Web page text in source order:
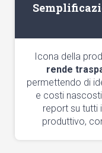
Icona della
rende
permettendo di
e costi
report su tutti
produttivo,